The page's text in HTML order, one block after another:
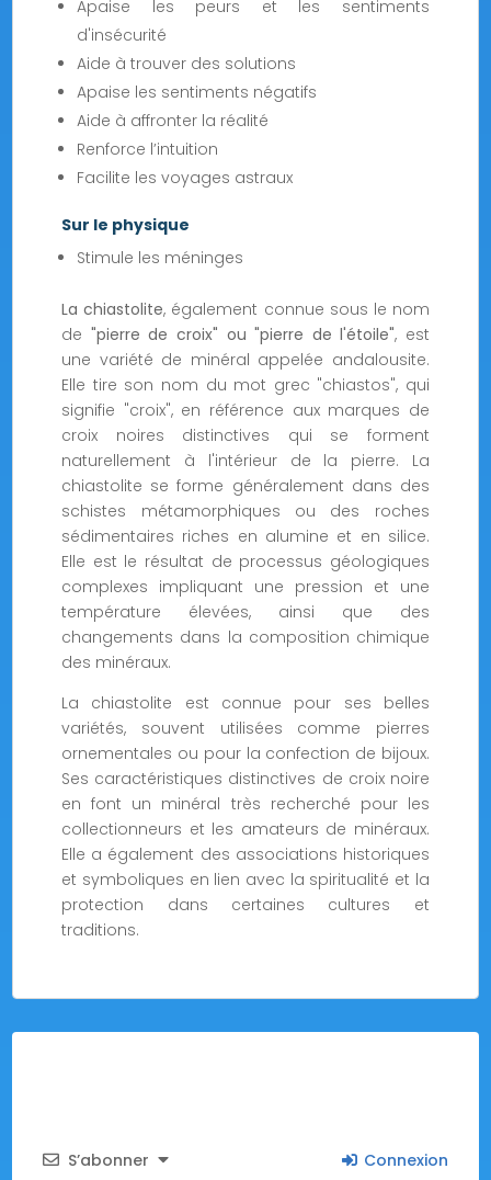
Apaise les peurs et les sentiments
d'insécurité
Aide à trouver des solutions
Apaise les sentiments négatifs
Aide à affronter la réalité
Renforce l’intuition
Facilite les voyages astraux
Sur le physique
Stimule les méninges
La chiastolite, également connue sous le nom
de "pierre de croix" ou "pierre de l'étoile", est
une variété de minéral appelée andalousite.
Elle tire son nom du mot grec "chiastos", qui
signifie "croix", en référence aux marques de
croix noires distinctives qui se forment
naturellement à l'intérieur de la pierre. La
chiastolite se forme généralement dans des
schistes métamorphiques ou des roches
sédimentaires riches en alumine et en silice.
Elle est le résultat de processus géologiques
complexes impliquant une pression et une
température élevées, ainsi que des
changements dans la composition chimique
des minéraux.
La chiastolite est connue pour ses belles
variétés, souvent utilisées comme pierres
ornementales ou pour la confection de bijoux.
Ses caractéristiques distinctives de croix noire
en font un minéral très recherché pour les
collectionneurs et les amateurs de minéraux.
Elle a également des associations historiques
et symboliques en lien avec la spiritualité et la
protection dans certaines cultures et
traditions.
S’abonner Connexion